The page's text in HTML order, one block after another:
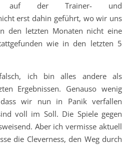
auf der Trainer- und
erst dahin geführt, wo wir uns
den letzten Monaten nicht eine
wie in den letzten 5
ich bin alles andere als
Ergebnissen. Genauso wenig
wir nun in Panik verfallen
voll im Soll. Die Spiele gegen
Aber ich vermisse aktuell
die Cleverness, den Weg durch